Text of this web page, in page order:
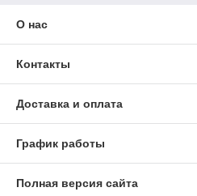
О нас
Контакты
Доставка и оплата
График работы
Полная версия сайта